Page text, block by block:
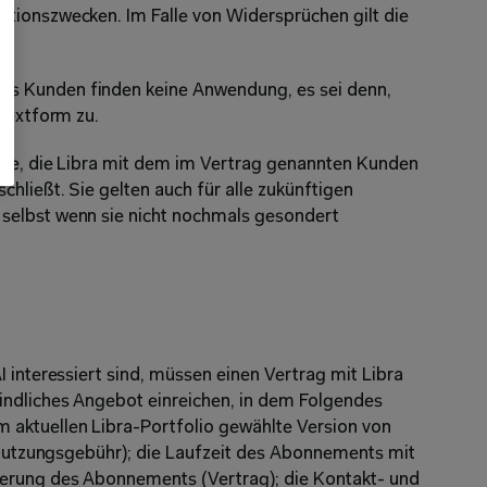
Im Falle von Widersprüchen gilt die
Kunden finden keine Anwendung, es sei denn,
zu.
die Libra mit dem im Vertrag genannten Kunden
Sie gelten auch für alle zukünftigen
wenn sie nicht nochmals gesondert
interessiert sind, müssen einen Vertrag mit Libra
Angebot einreichen, in dem Folgendes
aktuellen Libra-Portfolio gewählte Version von
die Laufzeit des Abonnements mit
des Abonnements (Vertrag); die Kontakt- und